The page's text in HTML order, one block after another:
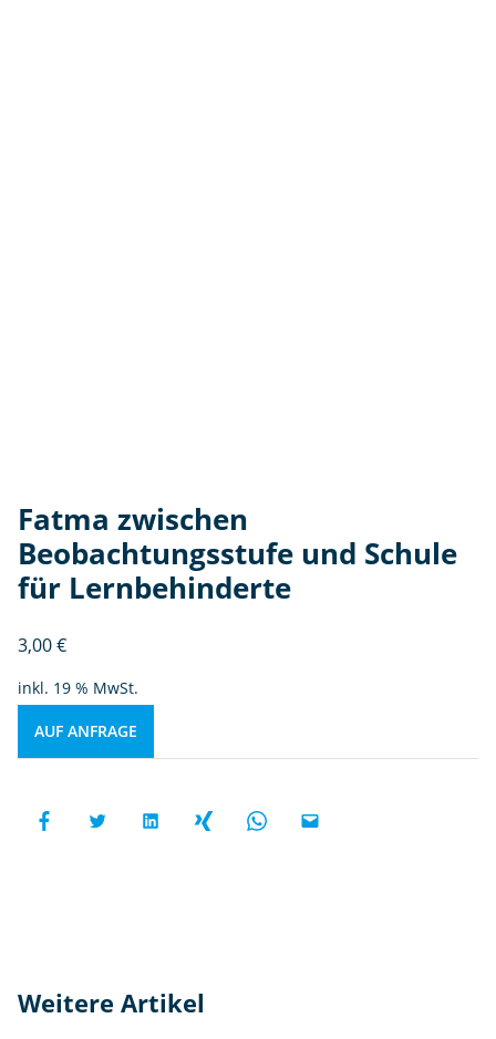
Fatma zwischen
Beobachtungsstufe und Schule
für Lernbehinderte
3,00€
inkl. 19 % MwSt.
AUF ANFRAGE
Weitere Artikel